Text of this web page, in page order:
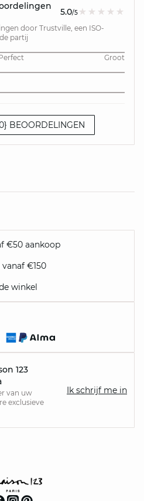
5.0/5
door Trustville, een ISO-
partij
Groot
BEOORDELINGEN
€50 aankoop
€150
winkel
123
van uw
exclusieve
Ik schrijf me in